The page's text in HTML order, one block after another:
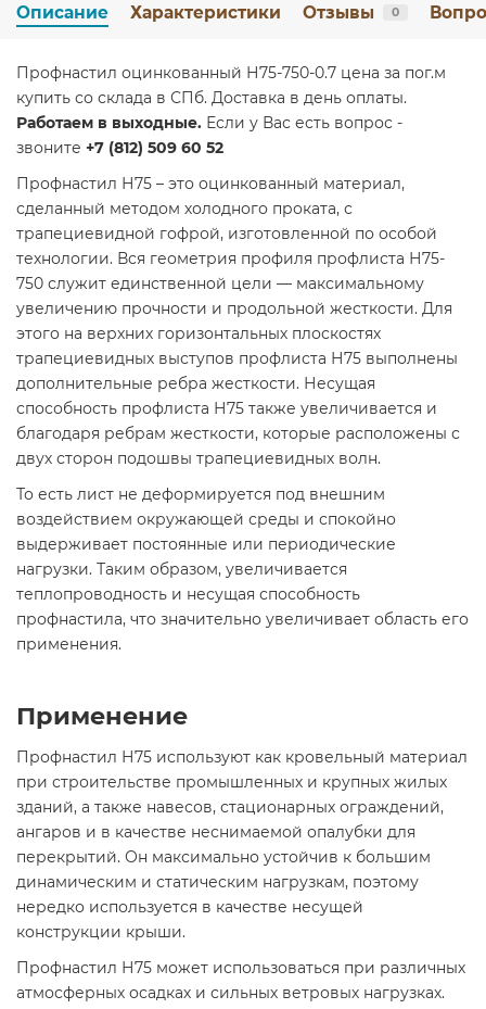
Описание Характеристики Отзывы 0
Профнастил оцинкованный Н75-750-0.7 цена за пог.м
купить со склада в СПб. Доставка в день оплаты.
Работаем в выходные. Если у Вас есть вопрос -
звоните +7 (812) 509 60 52
Профнастил Н75 – это оцинкованный материал,
сделанный методом холодного проката, с
трапециевидной гофрой, изготовленной по особой
технологии. Вся геометрия профиля профлиста Н75-
750 служит единственной цели — максимальному
увеличению прочности и продольной жесткости. Для
этого на верхних горизонтальных плоскостях
трапециевидных выступов профлиста Н75 выполнены
дополнительные ребра жесткости. Несущая
способность профлиста Н75 также увеличивается и
благодаря ребрам жесткости, которые расположены с
двух сторон подошвы трапециевидных волн.
То есть лист не деформируется под внешним
воздействием окружающей среды и спокойно
выдерживает постоянные или периодические
нагрузки. Таким образом, увеличивается
теплопроводность и несущая способность
профнастила, что значительно увеличивает область его
применения.
Применение
Профнастил Н75 используют как кровельный материал
при строительстве промышленных и крупных жилых
зданий, а также навесов, стационарных ограждений,
ангаров и в качестве неснимаемой опалубки для
перекрытий. Он максимально устойчив к большим
динамическим и статическим нагрузкам, поэтому
нередко используется в качестве несущей
конструкции крыши.
Профнастил Н75 может использоваться при различных
атмосферных осадках и сильных ветровых нагрузках.